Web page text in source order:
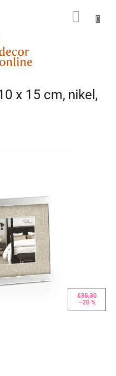
x 15 cm, nikel,
€35,30
–20 %